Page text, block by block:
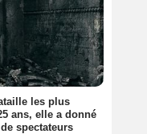
les plus
ans, elle a donné
spectateurs